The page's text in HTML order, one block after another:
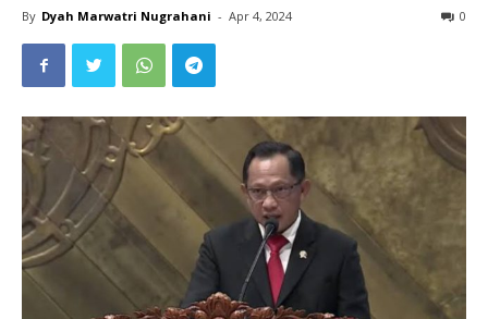
By Dyah Marwatri Nugrahani - Apr 4, 2024 0